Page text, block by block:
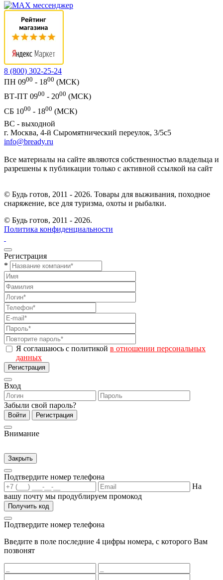
8 (800) 302-25-24
ПН 0900 - 1800 (МСК)
ВТ-ПТ 0900 - 2000 (МСК)
СБ 1000 - 1800 (МСК)
ВС - выходной
г. Москва, 4-й Сыромятнический переулок, 3/5с5
info@bready.ru
Все материалы на сайте являются собственностью владельца и
разрешены к публикации только с активной ссылкой на сайт
© Будь готов, 2011 - 2026. Товары для выживания, походное
снаряжение, все для туризма, охоты и рыбалки.
© Будь готов, 2011 - 2026.
Политика конфиденциальности
Регистрация
*
Я соглашаюсь с политикой в отношении персональных
данных
Регистрация
Вход
Забыли свой пароль?
Войти Регистрация
Внимание
Закрыть
Подтвердите номер телефона
На
вашу почту мы продублируем промокод
Получить код
Подтвердите номер телефона
Введите в поле последние 4 цифры номера, с которого Вам
позвонят